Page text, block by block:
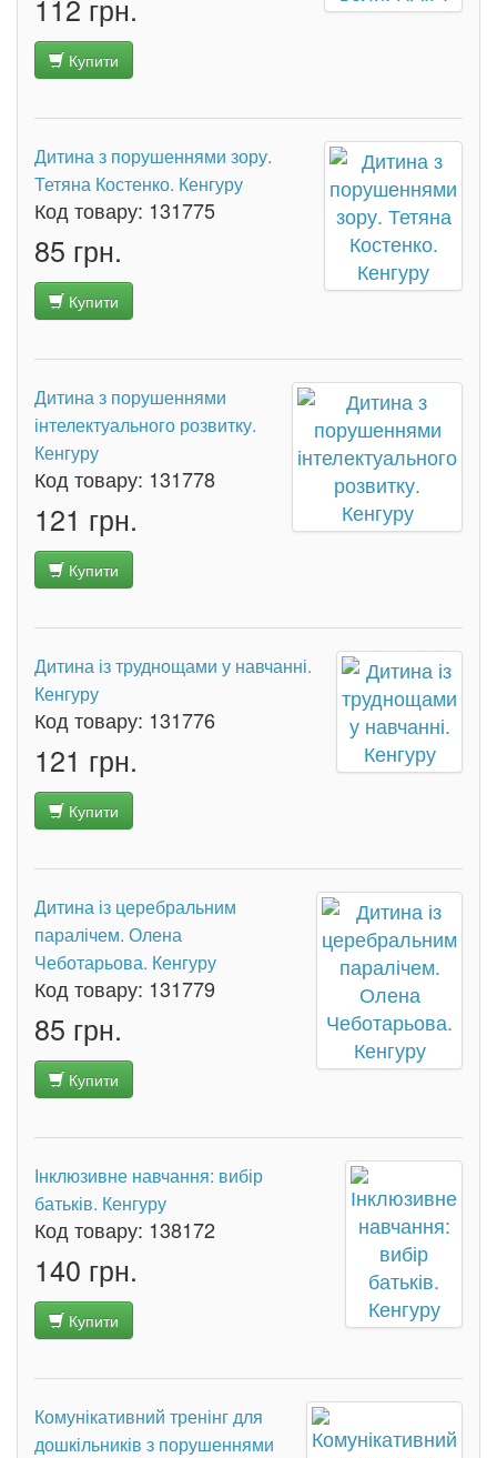
112 грн.
Купити
Дитина з порушеннями зору.
Тетяна Костенко. Кенгуру
Код товару: 131775
85 грн.
Купити
Дитина з порушеннями
інтелектуального розвитку.
Кенгуру
Код товару: 131778
121 грн.
Купити
Дитина із труднощами у навчанні.
Кенгуру
Код товару: 131776
121 грн.
Купити
Дитина із церебральним
паралічем. Олена
Чеботарьова. Кенгуру
Код товару: 131779
85 грн.
Купити
Інклюзивне навчання: вибір
батьків. Кенгуру
Код товару: 138172
140 грн.
Купити
Комунікативний тренінг для
дошкільників з порушеннями